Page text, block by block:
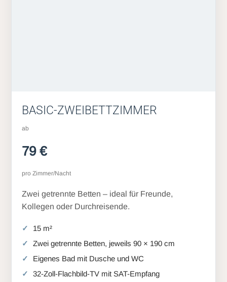
BASIC-ZWEIBETTZIMMER
ab
79 €
pro Zimmer/Nacht
Zwei getrennte Betten – ideal für Freunde,
Kollegen oder Durchreisende.
15 m²
Zwei getrennte Betten, jeweils 90 × 190 cm
Eigenes Bad mit Dusche und WC
32-Zoll-Flachbild-TV mit SAT-Empfang